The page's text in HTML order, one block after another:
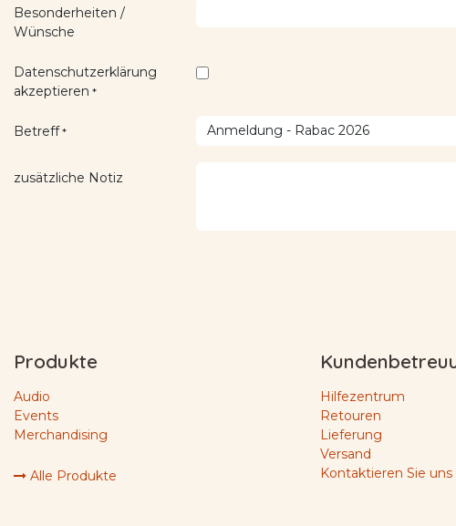
Besonderheiten /
Wünsche
Datenschutzerklärung
akzeptieren *
Betreff*
zusätzliche Notiz
Produkte
Audio
Events
Merchandising
Alle Produkte
Hilfezentrum
Retouren
Lieferung
Versand
Kontaktieren Sie uns